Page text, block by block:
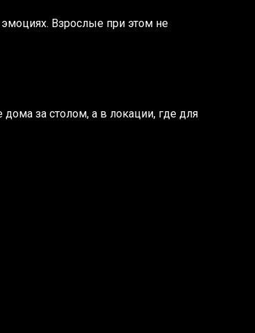
Взрослые при этом не
за столом, а в локации, где для